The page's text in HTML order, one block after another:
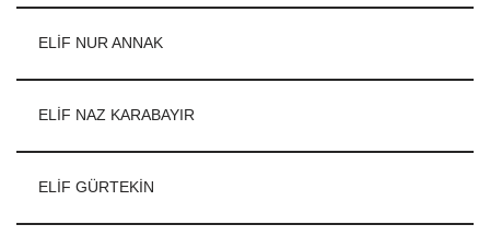
ELİF NUR ANNAK
ELİF NAZ KARABAYIR
ELİF GÜRTEKİN